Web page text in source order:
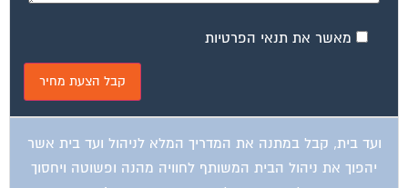
מאשר את תנאי הפרטיות
ועד בית, קבל במתנה את המדריך המלא לניהול ועד בית אשר
יהפוך את ניהול הבית המשותף לחוויה מהנה ופשוטה ויחסוך